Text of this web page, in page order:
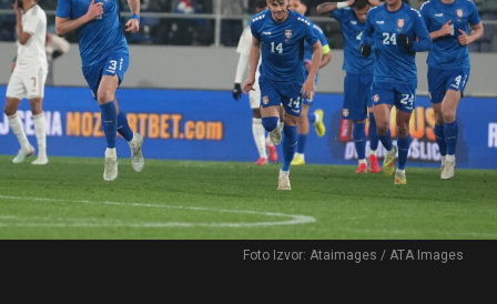
Foto Izvor: Ataimages / ATA Images